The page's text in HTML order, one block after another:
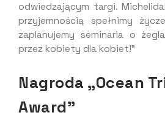
odwiedzającym targi.
przyjemnością spełnimy
zaplanujemy seminaria o
przez kobiety dla kobiet!”
Nagroda „Ocean
Award”